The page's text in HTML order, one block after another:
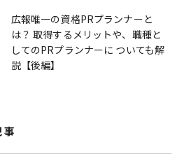
広報唯一の資格PRプランナーと
は？ 取得するメリットや、職種と
してのPRプランナーに ついても解
説【後編】